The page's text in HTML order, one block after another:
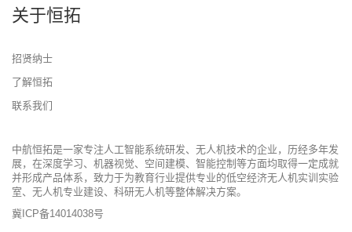
关于恒拓
招贤纳士
了解恒拓
联系我们
中航恒拓是一家专注人工智能系统研发、无人机技术的企业，历经多年发
展，在深度学习、机器视觉、空间建模、智能控制等方面均取得一定成就
并形成产品体系，致力于为教育行业提供专业的低空经济无人机实训实验
室、无人机专业建设、科研无人机等整体解决方案。
冀ICP备14014038号